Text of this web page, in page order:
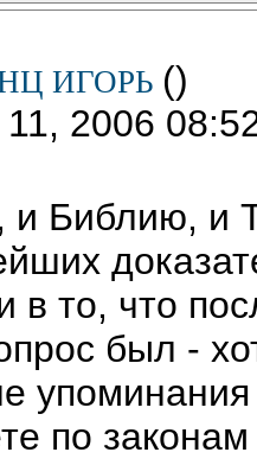
ИГОРЬ ()
2006
и Библию, и
в то, что
был -
по